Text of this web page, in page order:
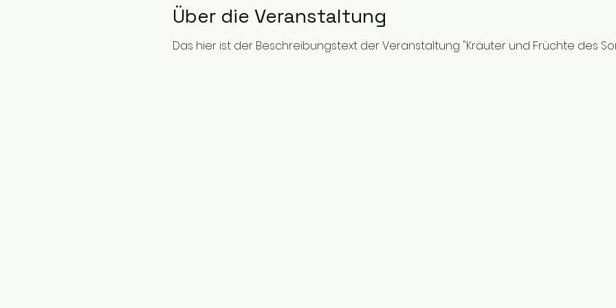
Über die Veranstaltung
Das hier ist der Beschreibungstext der Veranstaltung "Kräuter und Früchte des